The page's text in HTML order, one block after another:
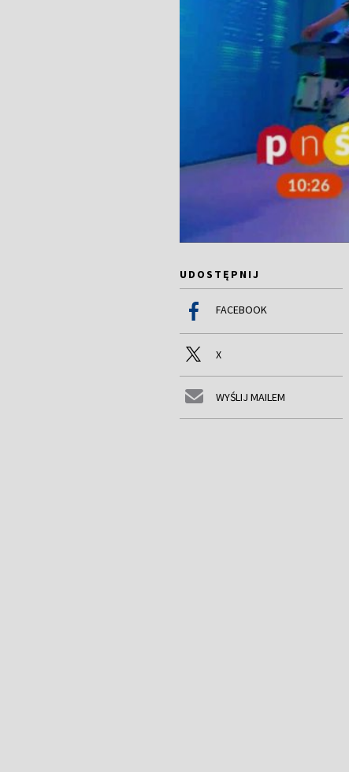
UDOSTĘPNIJ
FACEBOOK
X
WYŚLIJ MAILEM